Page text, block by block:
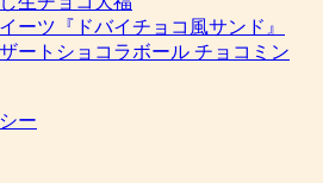
生チョコ大福
ーツ『ドバイチョコ風サンド』
ートショコラボール チョコミン
ー